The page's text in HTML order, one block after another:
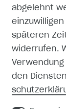
SHOP
MEIN KONTO
abgelehnt
späteren
widerrufen.
den